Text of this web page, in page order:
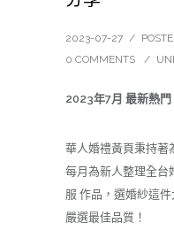
2023-07-27 /
0 COMMENTS
/
2023年7月 最新熱
華人婚禮黃頁秉持著
每月為新人整理全台
服 作品，選婚紗這
嚴選最佳品質！